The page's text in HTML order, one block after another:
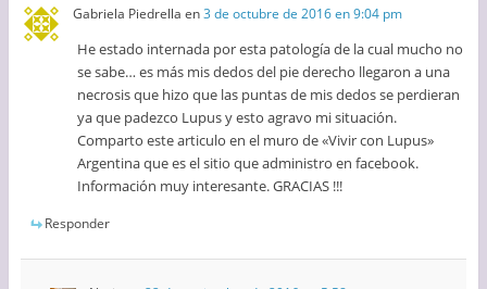
Gabriela Piedrella en3 de octubre de 2016 en 9:04 pm
He estado internada por esta patología de la cual mucho no
se sabe… es más mis dedos del pie derecho llegaron a una
necrosis que hizo que las puntas de mis dedos se perdieran
ya que padezco Lupus y esto agravo mi situación.
Comparto este articulo en el muro de «Vivir con Lupus»
Argentina que es el sitio que administro en facebook.
Información muy interesante. GRACIAS !!!
Responder